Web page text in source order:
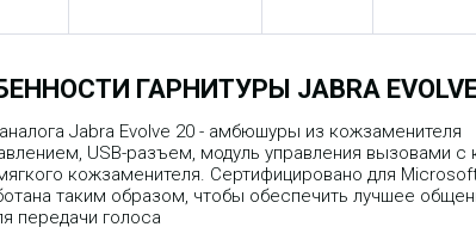
ГАРНИТУРЫ JABRA EVOLVE
Jabra Evolve 20 - амбюшуры из кожзаменителя
USB-разъем, модуль управления вызовами
кожзаменителя. Сертифицировано для
таким образом, чтобы обеспечить лучшее
передачи голоса